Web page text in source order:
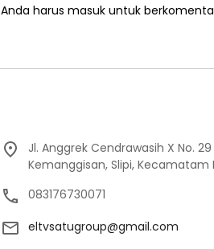
Anda harus masuk untuk
Jl. Anggrek Cendrawasih X No.
Kemanggisan, Slipi,
083176730071
eltvsatugroup@gmail.com